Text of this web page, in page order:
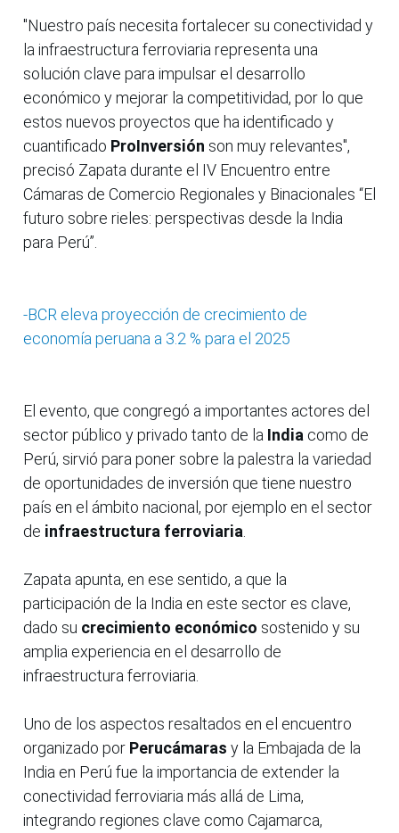
"Nuestro país necesita fortalecer su conectividad y
la infraestructura ferroviaria representa una
solución clave para impulsar el desarrollo
económico y mejorar la competitividad, por lo que
estos nuevos proyectos que ha identificado y
cuantificado ProInversión son muy relevantes",
precisó Zapata durante el IV Encuentro entre
Cámaras de Comercio Regionales y Binacionales “El
futuro sobre rieles: perspectivas desde la India
para Perú”.
-BCR eleva proyección de crecimiento de
economía peruana a 3.2 % para el 2025
El evento, que congregó a importantes actores del
sector público y privado tanto de la India como de
Perú, sirvió para poner sobre la palestra la variedad
de oportunidades de inversión que tiene nuestro
país en el ámbito nacional, por ejemplo en el sector
de infraestructura ferroviaria
Zapata apunta, en ese sentido, a que la
participación de la India en este sector es clave,
dado su crecimiento económico sostenido y su
amplia experiencia en el desarrollo de
infraestructura ferroviaria.
Uno de los aspectos resaltados en el encuentro
organizado por Perucámaras y la Embajada de la
India en Perú fue la importancia de extender la
conectividad ferroviaria más allá de Lima,
integrando regiones clave como Cajamarca,